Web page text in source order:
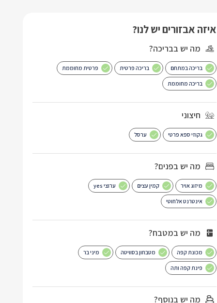
איזה אבזורים יש לנו?
מה יש בבריכה?
בריכה במתחם בריכה פרטית פרטית מחוממת
בריכה מחוממת
חיצוני
גקוזי ספא פרטי ערסל
מה יש בפנים?
מיזוג אויר קמין עצים ערוצי yes
אינטרנט אלחוטי
מה יש במטבח?
מכונת קפה מטבחון בסוויטה מיני בר
פינת קפה ותה
מה יש בנוסף?